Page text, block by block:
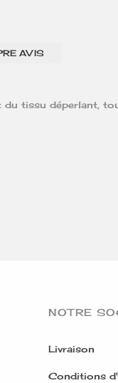
AVIS
tissu déperlant,
NOTRE
Livraison
Conditions